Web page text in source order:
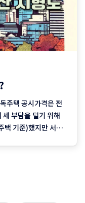
주택 공시가격은 전
부담을 덜기 위해
택 기준)했지만 서울